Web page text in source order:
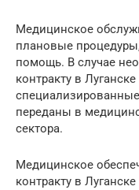
Медицинское
плановые
помощь. В случае
контракту в
переданы в
сектора.
Медицинское
контракту в